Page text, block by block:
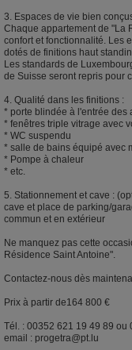
3. Espaces de vie bien
Chaque appartement de "La
confort et fonctionnalité. Les
dotés de finitions haut
Les standards de
de Suisse seront repris pour
4. Qualité dans les finitions :
* porte blindée à l'entrée des
* fenêtres triple vitrage avec
* WC suspendu
* salle de bains équipé avec
* Pompe à chaleur
* etc.
5. Stationnement et cave :
cave et place de parking/
commun et en extérieur
Ne manquez pas cette
Résidence Saint Antoine".
Contactez-nous dès
Prix à partir de164 800 €
Tél. : 00352 621 19 49 89 ou
email : progetra@pt.lu